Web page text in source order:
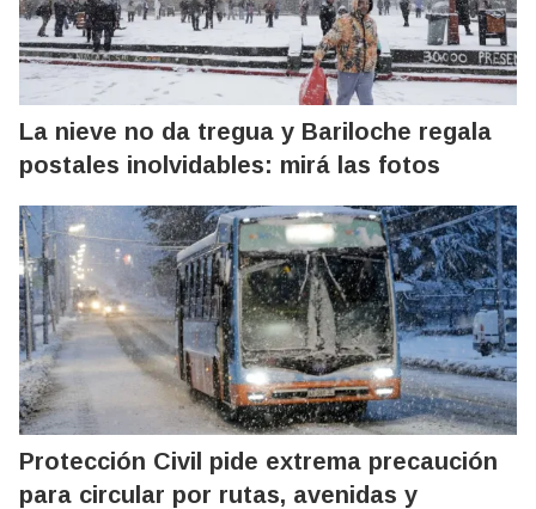
La nieve no da tregua y Bariloche regala
postales inolvidables: mirá las fotos
Protección Civil pide extrema precaución
para circular por rutas, avenidas y